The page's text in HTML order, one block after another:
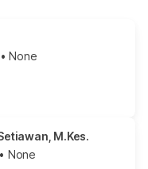
• None
M.Kes.
• None